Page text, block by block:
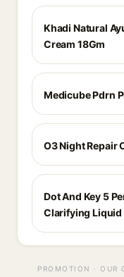
Khadi Natural
Cream 18Gm
Medicube Pdrn
O3 Night Repair
Dot And Key 5
Clarifying Liquid
PROMOTION · OUR